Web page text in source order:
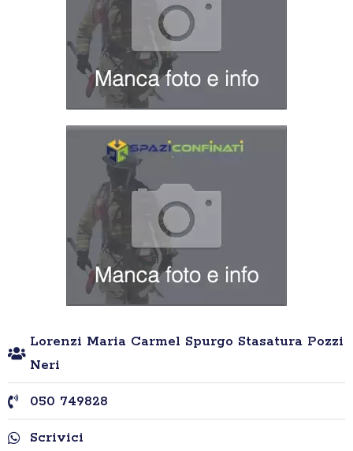
Lorenzi Maria Carmel Spurgo Stasatura Pozzi
Neri
050 749828
Scrivici